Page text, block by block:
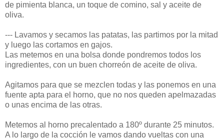
de pimienta blanca, un toque de comino, sal y aceite de
oliva.
--- Lavamos y secamos las patatas, las partimos por la mitad
y luego las cortamos en gajos.
Las metemos en una bolsa donde pondremos todos los
ingredientes, con un buen chorreón de aceite de oliva.
Agitamos para que se mezclen todas y las ponemos en una
fuente apta para el horno, que no nos queden apelmazadas
o unas encima de las otras.
Metemos al horno precalentado a 180º durante 25 minutos.
A lo largo de la cocción le vamos dando vueltas con una